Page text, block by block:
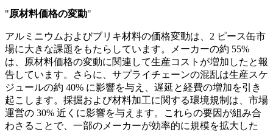
"原材料価格の変動"
アルミニウムおよびブリキ材料の価格変動は、2 ピース缶市
場に大きな課題をもたらしています。メーカーの約 55%
は、原材料価格の変動に関連して生産コストが増加したと報
告しています。さらに、サプライチェーンの混乱は生産スケ
ジュールの約 40% に影響を与え、遅延と経費の増加を引き
起こします。採掘および材料加工に関する環境規制は、市場
運営の 30% 近くに影響を与えます。これらの要因が組み合
わさることで、一部のメーカーが効率的に規模を拡大した